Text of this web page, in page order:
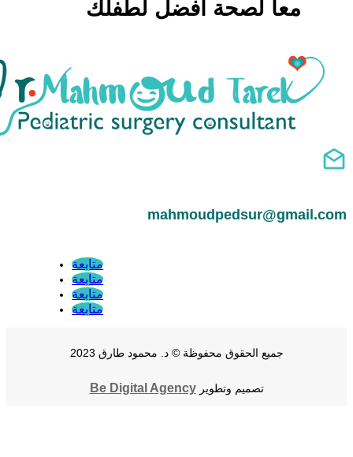
معاً لصحة أفضل لطفلك
mahmoudpedsur@gmail.com
متابعة
متابعة
متابعة
متابعة
تصميم وتطويرBe Digital Agency
جميع الحقوق محفوظة © د. محمود طارق 2023